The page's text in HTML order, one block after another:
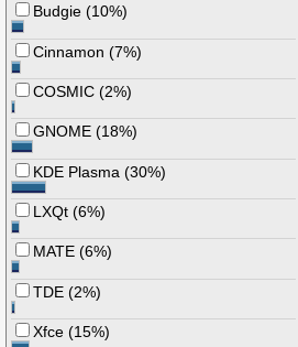
Budgie (10%)
Cinnamon (7%)
COSMIC (2%)
GNOME (18%)
KDE Plasma (30%)
LXQt (6%)
MATE (6%)
TDE (2%)
Xfce (15%)